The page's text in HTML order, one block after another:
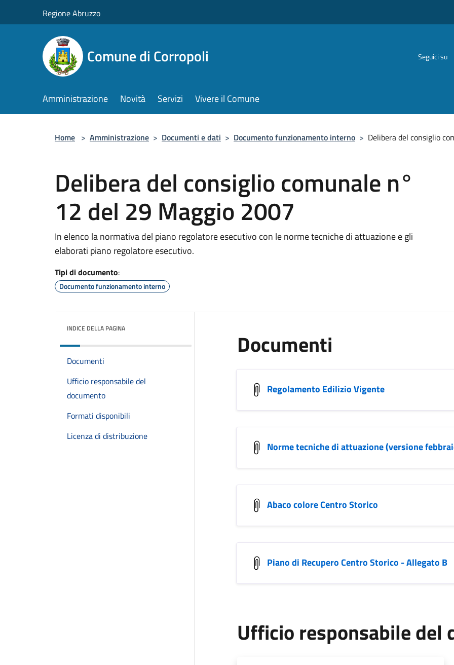
Regione Abruzzo
Comune di Corropoli Seguici su
Amministrazione Novità Servizi Vivere il Comune
Home > Amministrazione > Documenti e dati > Documento funzionamento interno > Delibera del consiglio
Delibera del consiglio comunale n°
12 del 29 Maggio 2007
In elenco la normativa del piano regolatore esecutivo con le norme tecniche di attuazione e gli
elaborati piano regolatore esecutivo.
Tipi di documento:
Documento funzionamento interno
INDICE DELLA PAGINA
Documenti
Ufficio responsabile del
documento
Formati disponibili
Licenza di distribuzione
Documenti
Regolamento Edilizio Vigente
Norme tecniche di attuazione (versione
Abaco colore Centro Storico
Piano di Recupero Centro Storico - Allegato B
Ufficio responsabile del